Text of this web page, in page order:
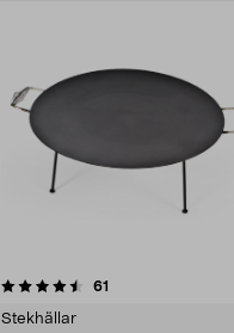
61
Stekhällar
5.0 av 5 stjärnor